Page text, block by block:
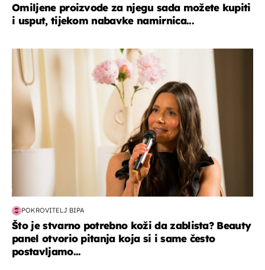
Omiljene proizvode za njegu sada možete kupiti
i usput, tijekom nabavke namirnica...
moda & ljepota
POKROVITELJ BIPA
Što je stvarno potrebno koži da zablista? Beauty
panel otvorio pitanja koja si i same često
postavljamo...